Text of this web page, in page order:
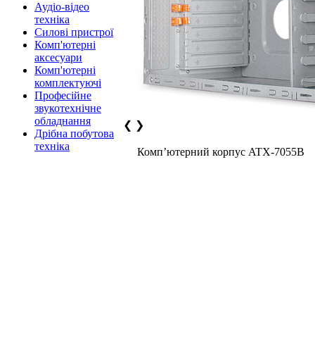
Аудіо-відео
техніка
Силові пристрої
Комп'ютерні
аксесуари
Комп'ютерні
комплектуючі
Професійне
звукотехнічне
обладнання
Дрібна побутова
техніка
❮ ❯
Комп’ютерний корпус ATX-7055B